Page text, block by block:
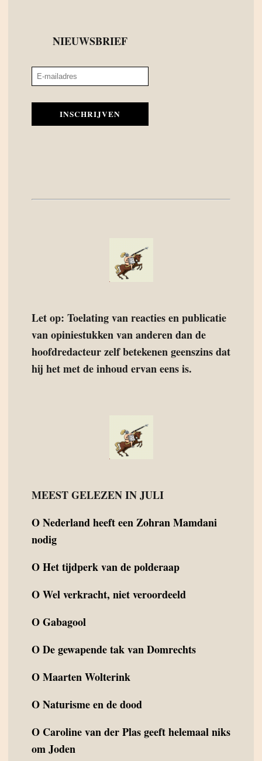
NIEUWSBRIEF
INSCHRIJVEN
Let op: Toelating van reacties en publicatie
van opiniestukken van anderen dan de
hoofdredacteur zelf betekenen geenszins dat
hij het met de inhoud ervan eens is.
MEEST GELEZEN IN JULI
ONederland heeft een Zohran Mamdani
nodig
OHet tijdperk van de polderaap
OWel verkracht, niet veroordeeld
OGabagool
ODe gewapende tak van Domrechts
OMaarten Wolterink
ONaturisme en de dood
O Caroline van der Plas geeft helemaal niks
om Joden